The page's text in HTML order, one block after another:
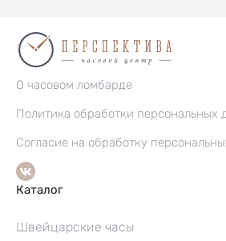
О часовом ломбарде
Политика обработки персональных
Согласие на обработку
Каталог
Швейцарские часы